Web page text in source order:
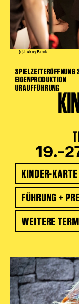
(c) Lukas Beck
EIGENPRODUKTION
URAUFFÜHRUNG
KINDER-KARTE
FÜHRUNG +
WEITERE